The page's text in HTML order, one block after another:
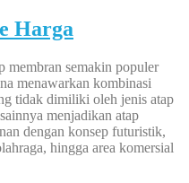
Harga
membran semakin populer
menawarkan kombinasi
tidak dimiliki oleh jenis atap
menjadikan atap
dengan konsep futuristik,
hingga area komersial